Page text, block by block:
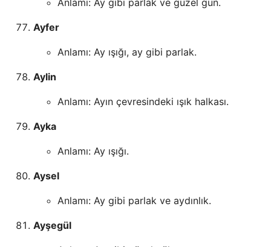
Anlamı: Ay gibi parlak ve güzel gün.
Ayfer
Anlamı: Ay ışığı, ay gibi parlak.
Aylin
Anlamı: Ayın çevresindeki ışık halkası.
Ayka
Anlamı: Ay ışığı.
Aysel
Anlamı: Ay gibi parlak ve aydınlık.
Ayşegül